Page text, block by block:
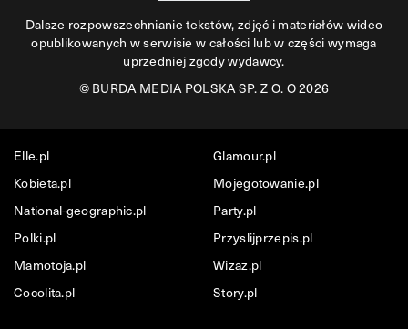
Dalsze rozpowszechnianie tekstów, zdjęć i materiałów wideo
opublikowanych w serwisie w całości lub w części wymaga
uprzedniej zgody wydawcy.
©BURDA MEDIA POLSKA SP. Z O. O 2026
Elle.pl
Glamour.pl
Kobieta.pl
Mojegotowanie.pl
National-geographic.pl
Party.pl
Polki.pl
Przyslijprzepis.pl
Mamotoja.pl
Wizaz.pl
Cocolita.pl
Story.pl